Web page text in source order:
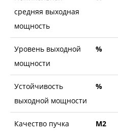
средняя выходная
мощность
Уровень выходной
мощности
%
Устойчивость
выходной мощности
%
Качество пучка M2